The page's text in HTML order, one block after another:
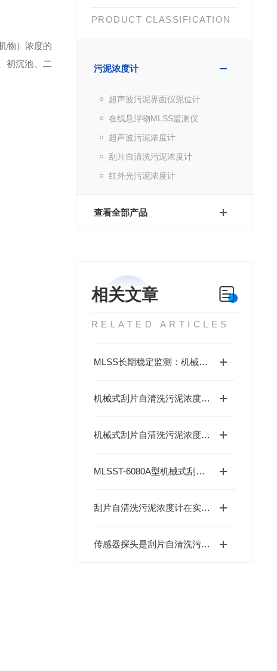
PRODUCT CLASSIFICATION
污泥浓度计
超声波污泥界面仪泥位计
在线悬浮物MLSS监测仪
超声波污泥浓度计
刮片自清洗污泥浓度计
红外光污泥浓度计
查看全部产品
相关文章
RELATED ARTICLES
MLSS长期稳定监测：机械式刮片自清洗污泥浓度计性能解析
机械式刮片自清洗污泥浓度计：工作原理与技术特性深度解析
机械式刮片自清洗污泥浓度计：光学探头防结垢核心结构与工作原理详解
MLSST-6080A型机械式刮片自清洗污泥浓度计的特点解析
刮片自清洗污泥浓度计在实际应用中的注意事项
传感器探头是刮片自清洗污泥浓度计的核心部件
物）浓度的
初沉池、二